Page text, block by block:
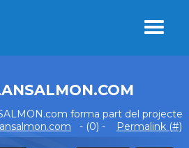
forma part del projecte
- (0) - Permalink (#)